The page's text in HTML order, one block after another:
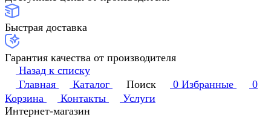
Быстрая доставка
Гарантия качества от производителя
Назад к списку
Главная
Каталог Поиск 0 Избранные
0
Корзина
Контакты
Услуги
Интернет-магазин